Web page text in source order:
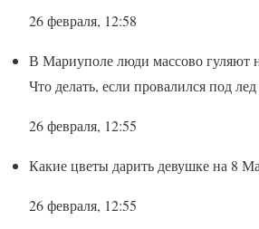
26 февраля, 12:58
В Мариуполе люди массово гуляют
Что делать, если провалился под
26 февраля, 12:55
Какие цветы дарить девушке на 8
26 февраля, 12:55